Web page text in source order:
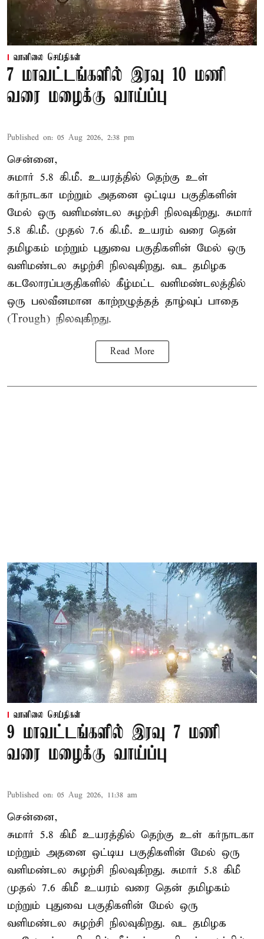
வானிலை செய்திகள்
7 மாவட்டங்களில் இரவு 10 மணி
வரை மழைக்கு வாய்ப்பு
Published on: 05 Aug 2026, 2:38 pm
சென்னை,
சுமார் 5.8 கி.மீ. உயரத்தில் தெற்கு உள்
கர்நாடகா மற்றும் அதனை ஒட்டிய பகுதிகளின்
மேல் ஒரு வளிமண்டல சுழற்சி நிலவுகிறது. சுமார்
5.8 கி.மீ. முதல் 7.6 கி.மீ. உயரம் வரை தென்
தமிழகம் மற்றும் புதுவை பகுதிகளின் மேல் ஒரு
வளிமண்டல சுழற்சி நிலவுகிறது. வட தமிழக
கடலோரப்பகுதிகளில் கீழ்மட்ட வளிமண்டலத்தில்
ஒரு பலவீனமான காற்றழுத்தத் தாழ்வுப் பாதை
(Trough) நிலவுகிறது.
Read More
வானிலை செய்திகள்
9 மாவட்டங்களில் இரவு 7 மணி
வரை மழைக்கு வாய்ப்பு
Published on: 05 Aug 2026, 11:38 am
சென்னை,
சுமார் 5.8 கிமீ உயரத்தில் தெற்கு உள் கர்நாடகா
மற்றும் அதனை ஒட்டிய பகுதிகளின் மேல் ஒரு
வளிமண்டல சுழற்சி நிலவுகிறது. சுமார் 5.8 கிமீ
முதல் 7.6 கிமீ உயரம் வரை தென் தமிழகம்
மற்றும் புதுவை பகுதிகளின் மேல் ஒரு
வளிமண்டல சுழற்சி நிலவுகிறது. வட தமிழக